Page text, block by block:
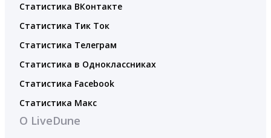
Статистика ВКонтакте
Статистика Тик Ток
Статистика Телеграм
Статистика в Одноклассниках
Статистика Facebook
Статистика Макс
О LiveDune